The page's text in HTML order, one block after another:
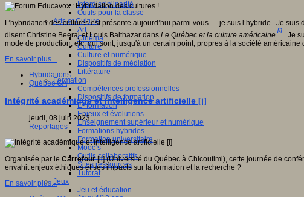
Interdisciplinarité
Outils pour la classe
Arts et Culture
Art
Cinéma
Culture
Culture et numérique
Dispositifs de médiation
Littérature
Formation
Compétences professionnelles
Dispositifs de formation
E- formation
Enjeux et évolutions
Enseignement supérieur et numérique
Formations hybrides
Formation universitaire
Mooc’s
Outils collaboratifs
Sites ressources
Tutorat
Jeux
Jeu et éducation
L’hybridation des cultures est présente aujourd’hui parmi vous … je suis l’hybride. Je
disent Christine Beeraj et Louis Balthazar dans Le Québec et la culture américaine
[i]
. Je
mode de production, etc. qui sont, jusqu'à un certain point, propres à la société américaine
En savoir plus...
Hybridations
Québec CA
Intégrité académique et intelligence artificielle [i]
jeudi, 08 juin 2023
Reportages
Organisée par le Carrefour[ii] (Université du Québec à Chicoutimi), cette journée de
envahit enjeux éthiques et ses impacts sur la formation et la recherche ?
En savoir plus...